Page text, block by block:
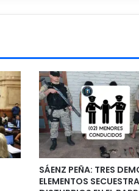
SÁENZ PEÑA: TRES
ELEMENTOS